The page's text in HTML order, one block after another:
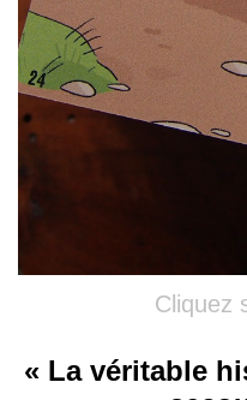
Cliquez
« La véritable